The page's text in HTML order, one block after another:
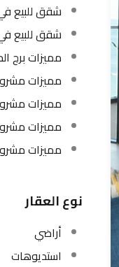
شقق للبيع
شقق للبيع
مميزات برج
مميزات
مميزات
مميزات
مميزات مشروع
نوع العقار
أراضي
استديوهات